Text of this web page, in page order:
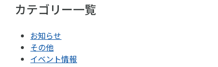
カテゴリー一覧
お知らせ
その他
イベント情報